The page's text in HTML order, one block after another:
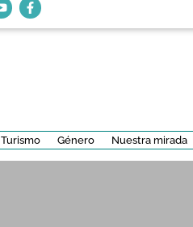
Turismo Género Nuestra mirada